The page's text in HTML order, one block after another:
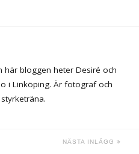
här bloggen heter Desiré och
i Linköping. Är fotograf och
NÄSTA INLÄGG